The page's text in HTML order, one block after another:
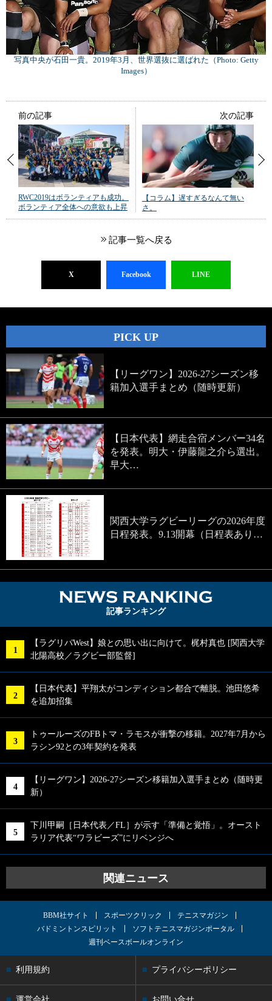
写真中央が石田一貴。2019年3月、世界選抜に選ばれた（Photo: Getty
Images）
前の記事
RWC2019はボランティアも成功。
ボランティア全体への意欲も上昇
次の記事
【コラム】遅すぎるなんて無い
さ。
記事一覧へ戻る
X Facebook LINE
PICK UP
【リーグワン】2026-27シーズン移
籍加入選手まとめ（随時更新）
【日本代表】網走合宿メンバー34名
を発表。明大・伊藤龍之介ら選出。
早大…
関西大学ラグビーリーグの2026年度
日程発表。9.13開幕（日程表あり…
記事ランキング
【ラグリパWest】娘との思い出に向けて。梶村真也 [関西大学
北陽高校／ラグビー部監督]
【日本代表】平翔太がコンディション都合で離脱。池田悠希
を追加招集
トゥールーズのFBトマ・ラモスが衝撃の移籍。2027年7月から
ラシン92との3年契約を発表
【リーグワン】2026-27シーズン移籍加入選手まとめ（随時更
新）
下川甲嗣［日本代表／FL］が示す「準備と覚悟」。オースト
ラリア代表“ワラビーズ”にリベンジへ
関連ニュース
BBM社サイト スポーツクリック
テニスマガジン
バドミントンスピリット
ソフトテニスマガジンポータル
週刊ベースボールオンライン
利用規約 プライバシーポリシー